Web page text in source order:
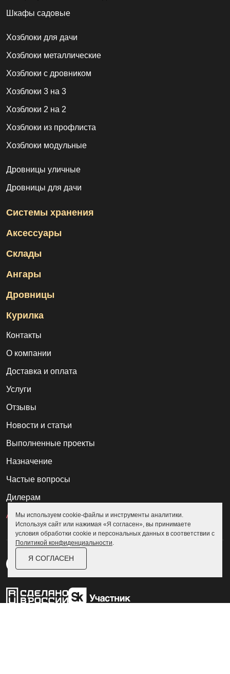
Шкафы садовые
Хозблоки для дачи
Хозблоки металлические
Хозблоки с дровником
Хозблоки 3 на 3
Хозблоки 2 на 2
Хозблоки из профлиста
Хозблоки модульные
Дровницы уличные
Дровницы для дачи
Системы хранения
Аксессуары
Склады
Ангары
Дровницы
Курилка
Контакты
О компании
Доставка и оплата
Услуги
Отзывы
Новости и статьи
Выполненные проекты
Назначение
Частые вопросы
Дилерам
Акции
Мы используем cookie-файлы и инструменты аналитики.
Используя сайт или нажимая «Я согласен», вы принимаете
условия обработки cookie и персональных данных в соответствии с
Политикой конфиденциальности.
Я СОГЛАСЕН